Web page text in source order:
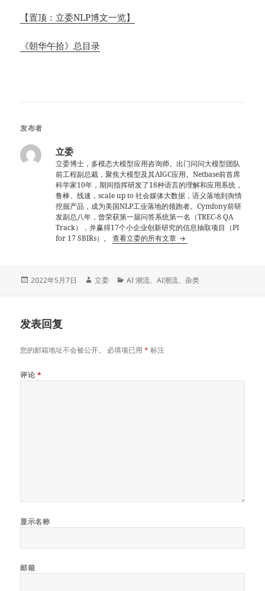
【置顶：立委NLP博文一览】
《朝华午拾》总目录
发布者
立委
立委博士，多模态大模型应用咨询师。出门问问大模型团队
前工程副总裁，聚焦大模型及其AIGC应用。Netbase前首席
科学家10年，期间指挥研发了18种语言的理解和应用系统，
鲁棒、线速，scale up to 社会媒体大数据，语义落地到舆情
挖掘产品，成为美国NLP工业落地的领跑者。Cymfony前研
发副总八年，曾荣获第一届问答系统第一名（TREC-8 QA
Track），并赢得17个小企业创新研究的信息抽取项目（PI
for 17 SBIRs）。查看立委的所有文章
发
2022年5月7日
作
立委
分
AI 潮流、AI潮流、杂类
发表回复
您的邮箱地址不会被公开。 必填项已用* 标注
评论 *
显示名称
邮箱